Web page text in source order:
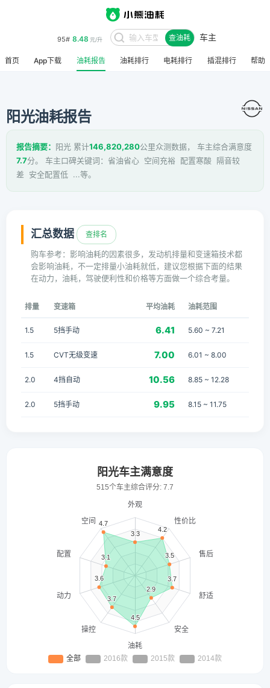
95# 8.48 元/升 查油耗 车主
首页 App下载 油耗报告 油耗排行 电耗排行 插混排行 帮助
阳光油耗报告
报告摘要： 阳光 累计146,820,280公里众测数据， 车主综合满意度
7.7分。 车主口碑关键词：省油省心 空间充裕 配置寒酸 隔音较
差 安全配置低 ...等。
汇总数据 查排名
购车参考：影响油耗的因素很多，发动机排量和变速箱技术都
会影响油耗，不一定排量小油耗就低，建议您根据下面的结果
在动力，油耗，驾驶便利性和价格等方面做一个综合考量。
排量 变速箱 平均油耗 油耗范围
1.5 5挡手动 6.41 5.60 ~ 7.21
1.5 CVT无级变速 7.00 6.01 ~ 8.00
2.0 4挡自动 10.56 8.85 ~ 12.28
2.0 5挡手动 9.95 8.15 ~ 11.75